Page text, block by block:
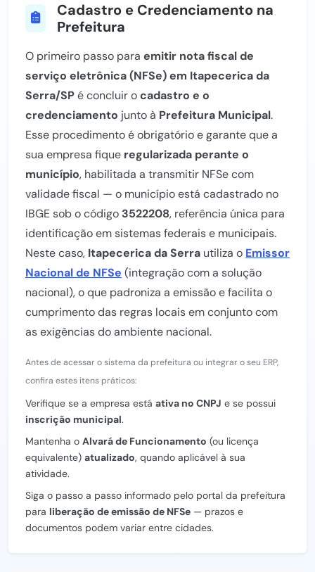
Cadastro e Credenciamento na
Prefeitura
O primeiro passo para emitir nota fiscal de
serviço eletrônica (NFSe) em Itapecerica da
Serra/SPé concluir ocadastro e o
credenciamento junto à Prefeitura Municipal.
Esse procedimento é obrigatório e garante que a
sua empresa fique regularizada perante o
município, habilitada a transmitir NFSe com
validade fiscal — o município está cadastrado no
IBGE sob o código 3522208, referência única para
identificação em sistemas federais e municipais.
Neste caso, Itapecerica da Serra utiliza o Emissor
Nacional de NFSe (integração com a solução
nacional), o que padroniza a emissão e facilita o
cumprimento das regras locais em conjunto com
as exigências do ambiente nacional.
Antes de acessar o sistema da prefeitura ou integrar o seu ERP,
confira estes itens práticos:
Verifique se a empresa está ativa no CNPJ e se possui
inscrição municipal.
Mantenha o Alvará de Funcionamento (ou licença
equivalente) atualizado, quando aplicável à sua
atividade.
Siga o passo a passo informado pelo portal da prefeitura
para liberação de emissão de NFSe — prazos e
documentos podem variar entre cidades.